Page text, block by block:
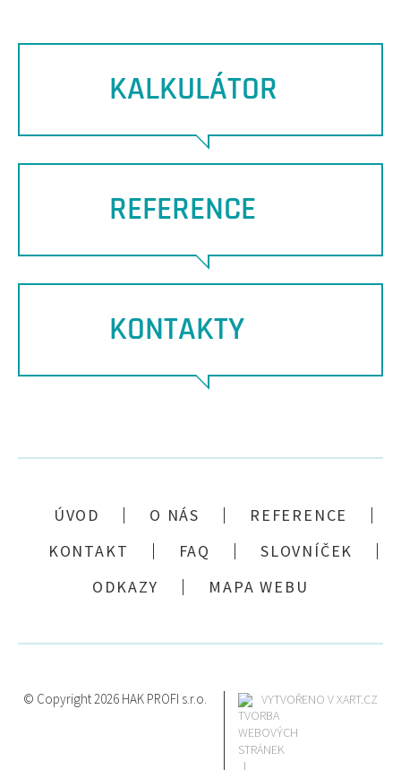
KALKULÁTOR
REFERENCE
KONTAKTY
ÚVOD O NÁS
REFERENCE
KONTAKT
FAQ
SLOVNÍČEK
ODKAZY
MAPA WEBU
© Copyright 2026 HAK PROFI s.r.o. VYTVOŘENO V XART.CZ